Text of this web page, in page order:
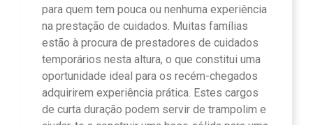
para quem tem pouca ou nenhuma experiência
na prestação de cuidados. Muitas famílias
estão à procura de prestadores de cuidados
temporários nesta altura, o que constitui uma
oportunidade ideal para os recém-chegados
adquirirem experiência prática. Estes cargos
de curta duração podem servir de trampolim e